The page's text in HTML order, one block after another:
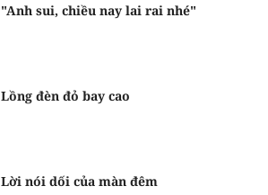
"Anh sui, chiều nay lai rai nhé"
Lồng đèn đỏ bay cao
Lời nói dối của màn đêm